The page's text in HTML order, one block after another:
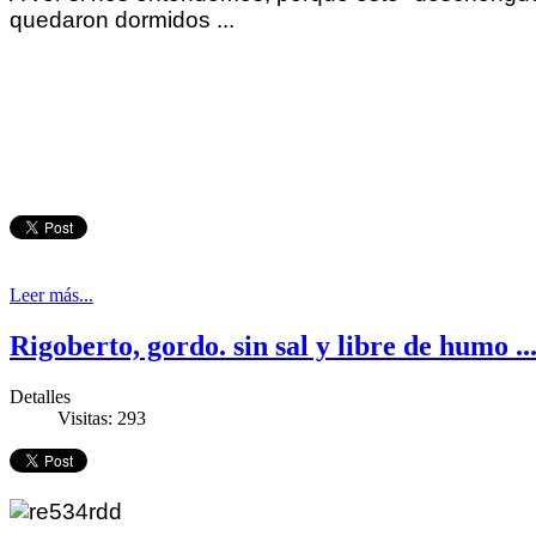
quedaron dormidos ...
Leer más...
Rigoberto, gordo. sin sal y libre de humo ...
Detalles
Visitas: 293